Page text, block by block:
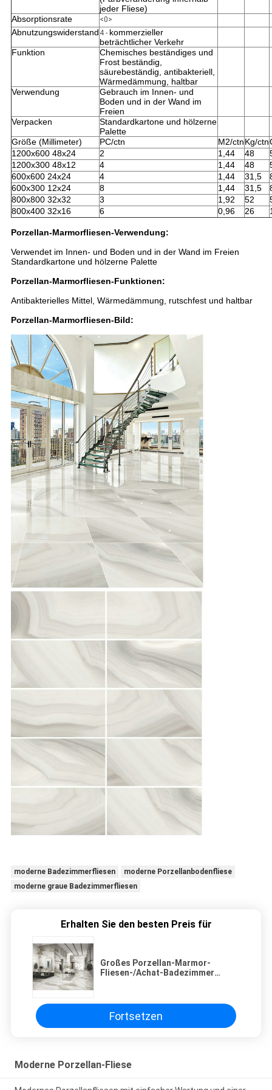
jeder Fliese)
Absorptionsrate
<0>
Abnutzungswiderstand 4 - kommerzieller
beträchtlicher Verkehr
Funktion
Chemisches beständiges und
Frost beständig,
säurebeständig, antibakteriell,
Wärmedämmung, haltbar
Verwendung
Gebrauch im Innen- und
Boden und in der Wand im
Freien
Verpacken
Standardkartone und hölzerne
Palette
Größe (Millimeter)
PC/ctn M2/ctnKg/ctn
1200x600 48x24
2 1,44 48
1200x300 48x12
4 1,44 48
600x600 24x24
4 1,44 31,5
600x300 12x24
8 1,44 31,5
800x800 32x32
3 1,92 52
800x400 32x16
6 0,96 26
Porzellan-Marmorfliesen-Verwendung:
Verwendet im Innen- und Boden und in der Wand im Freien
Standardkartone und hölzerne Palette
Porzellan-Marmorfliesen-Funktionen:
Antibakterielles Mittel, Wärmedämmung, rutschfest und haltbar
Porzellan-Marmorfliesen-Bild:
moderne Badezimmerfliesen
moderne Porzellanbodenfliese
moderne graue Badezimmerfliesen
Erhalten Sie den besten Preis für
Großes Porzellan-Marmor-
Fliesen-/Achat-Badezimmer
Fortsetzen
Moderne Porzellan-Fliese